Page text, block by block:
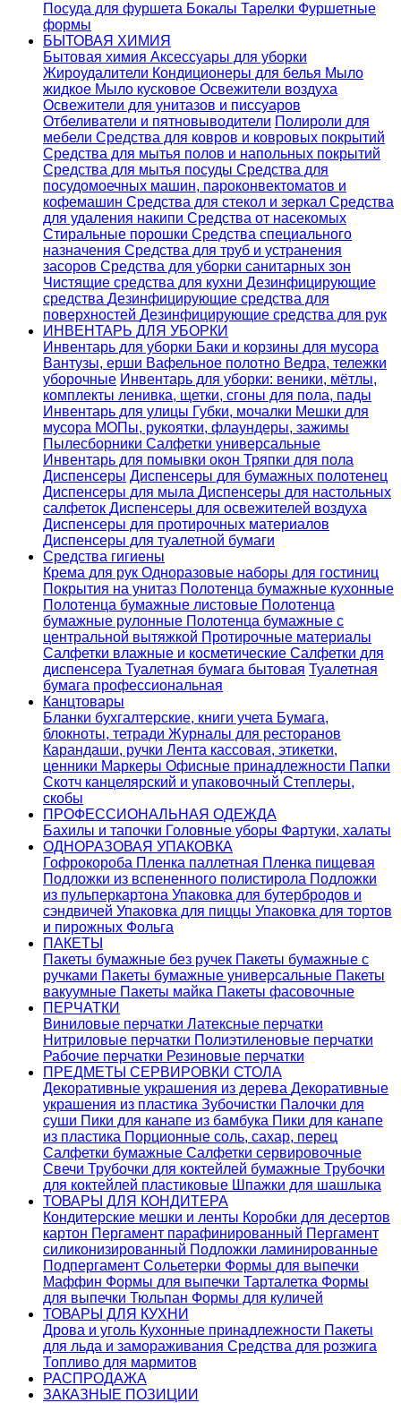
Посуда для фуршета Бокалы Тарелки Фуршетные
формы
БЫТОВАЯ ХИМИЯ
Бытовая химия Аксессуары для уборки
Жироудалители Кондиционеры для белья Мыло
жидкое Мыло кусковое Освежители воздуха
Освежители для унитазов и писсуаров
Отбеливатели и пятновыводители Полироли для
мебели Средства для ковров и ковровых покрытий
Средства для мытья полов и напольных покрытий
Средства для мытья посуды Средства для
посудомоечных машин, пароконвектоматов и
кофемашин Средства для стекол и зеркал Средства
для удаления накипи Средства от насекомых
Стиральные порошки Cредства специального
назначения Средства для труб и устранения
засоров Средства для уборки санитарных зон
Чистящие средства для кухни Дезинфицирующие
средства Дезинфицирующие средства для
поверхностей Дезинфицирующие средства для рук
ИНВЕНТАРЬ ДЛЯ УБОРКИ
Инвентарь для уборки Баки и корзины для мусора
Вантузы, ерши Вафельное полотно Ведра, тележки
уборочные Инвентарь для уборки: веники, мётлы,
комплекты ленивка, щетки, сгоны для пола, пады
Инвентарь для улицы Губки, мочалки Мешки для
мусора МОПы, рукоятки, флаундеры, зажимы
Пылесборники Салфетки универсальные
Инвентарь для помывки окон Тряпки для пола
Диспенсеры Диспенсеры для бумажных полотенец
Диспенсеры для мыла Диспенсеры для настольных
салфеток Диспенсеры для освежителей воздуха
Диспенсеры для протирочных материалов
Диспенсеры для туалетной бумаги
Средства гигиены
Крема для рук Одноразовые наборы для гостиниц
Покрытия на унитаз Полотенца бумажные кухонные
Полотенца бумажные листовые Полотенца
бумажные рулонные Полотенца бумажные с
центральной вытяжкой Протирочные материалы
Салфетки влажные и косметические Салфетки для
диспенсера Туалетная бумага бытовая Туалетная
бумага профессиональная
Канцтовары
Бланки бухгалтерские, книги учета Бумага,
блокноты, тетради Журналы для ресторанов
Карандаши, ручки Лента кассовая, этикетки,
ценники Маркеры Офисные принадлежности Папки
Скотч канцелярский и упаковочный Степлеры,
скобы
ПРОФЕССИОНАЛЬНАЯ ОДЕЖДА
Бахилы и тапочки Головные уборы Фартуки, халаты
ОДНОРАЗОВАЯ УПАКОВКА
Гофрокороба Пленка паллетная Пленка пищевая
Подложки из вспененного полистирола Подложки
из пульперкартона Упаковка для бутербродов и
сэндвичей Упаковка для пиццы Упаковка для тортов
и пирожных Фольга
ПАКЕТЫ
Пакеты бумажные без ручек Пакеты бумажные с
ручками Пакеты бумажные универсальные Пакеты
вакуумные Пакеты майка Пакеты фасовочные
ПЕРЧАТКИ
Виниловые перчатки Латексные перчатки
Нитриловые перчатки Полиэтиленовые перчатки
Рабочие перчатки Резиновые перчатки
ПРЕДМЕТЫ СЕРВИРОВКИ СТОЛА
Декоративные украшения из дерева Декоративные
украшения из пластика Зубочистки Палочки для
суши Пики для канапе из бамбука Пики для канапе
из пластика Порционные соль, сахар, перец
Салфетки бумажные Салфетки сервировочные
Свечи Трубочки для коктейлей бумажные Трубочки
для коктейлей пластиковые Шпажки для шашлыка
ТОВАРЫ ДЛЯ КОНДИТЕРА
Кондитерские мешки и ленты Коробки для десертов
картон Пергамент парафинированный Пергамент
силиконизированный Подложки ламинированные
Подпергамент Сольетерки Формы для выпечки
Маффин Формы для выпечки Тарталетка Формы
для выпечки Тюльпан Формы для куличей
ТОВАРЫ ДЛЯ КУХНИ
Дрова и уголь Кухонные принадлежности Пакеты
для льда и замораживания Средства для розжига
Топливо для мармитов
РАСПРОДАЖА
ЗАКАЗНЫЕ ПОЗИЦИИ